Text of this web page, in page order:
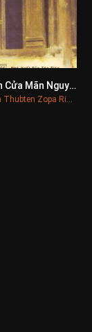
0Cánh Cửa Mãn Nguyện